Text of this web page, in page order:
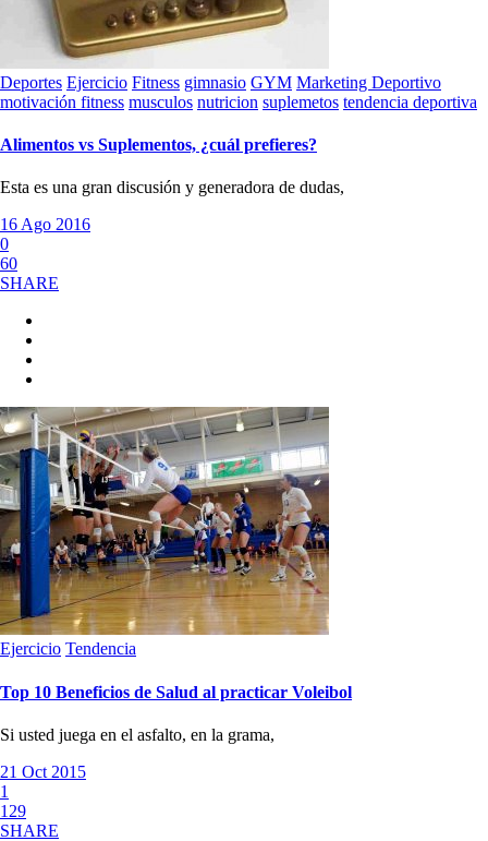
Deportes Ejercicio Fitness gimnasio GYM Marketing Deportivo
motivación fitness musculos nutricion suplemetos tendencia deportiva
Alimentos vs Suplementos, ¿cuál prefieres?
Esta es una gran discusión y generadora de dudas,
16 Ago 2016
0
60
SHARE
Ejercicio Tendencia
Top 10 Beneficios de Salud al practicar Voleibol
Si usted juega en el asfalto, en la grama,
21 Oct 2015
1
129
SHARE